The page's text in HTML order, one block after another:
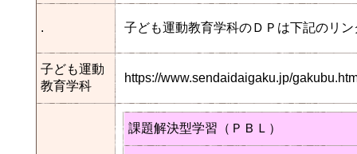
. 子ども運動教育学科のＤＰは下記のリ
子ども運動
教育学科
https://www.sendaidaigaku.jp/
課題解決型学習（ＰＢＬ）